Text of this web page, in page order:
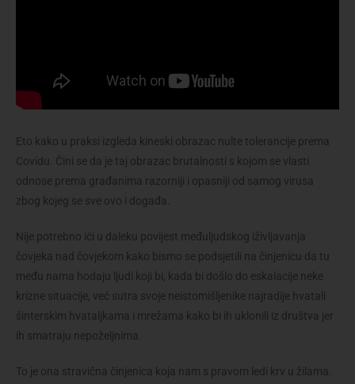
Eto kako u praksi izgleda kineski obrazac nulte tolerancije prema
Covidu. Čini se da je taj obrazac brutalnosti s kojom se vlasti
odnose prema građanima razorniji i opasniji od samog virusa
zbog kojeg se sve ovo i događa.
Nije potrebno ići u daleku povijest međuljudskog iživljavanja
čovjeka nad čovjekom kako bismo se podsjetili na činjenicu da tu
među nama hodaju ljudi koji bi, kada bi došlo do eskalacije neke
krizne situacije, već sutra svoje neistomišljenike najradije hvatali
šinterskim hvataljkama i mrežama kako bi ih uklonili iz društva jer
ih smatraju nepoželjnima.
To je ona stravična činjenica koja nam s pravom ledi krv u žilama.